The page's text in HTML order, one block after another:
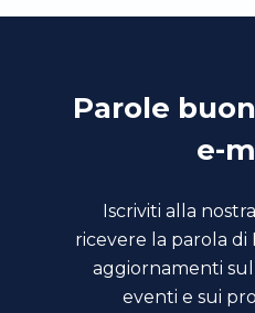
Parole
e-
Iscriviti alla
ricevere la parola di
aggiornamenti
eventi e sui